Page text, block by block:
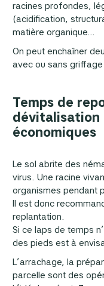
racines profondes,
(acidification,
matière organique…
On peut enchaîner
avec ou sans
Temps de
économiques
Le sol abrite des
virus. Une racine
organismes pendant
Il est donc
replantation.
Si ce laps de temps
des pieds est à
L’arrachage, la
parcelle sont des